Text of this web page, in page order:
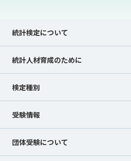
統計検定について
Show submenu for 統計検定について
統計人材育成のために
検定種別
Show submenu for 検定種別
受験情報
Show submenu for 受験情報
団体受験について